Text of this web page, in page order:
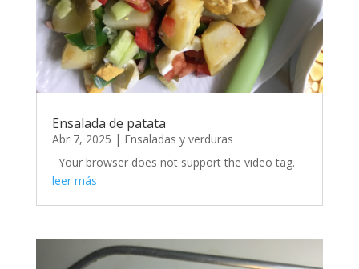
Ensalada de patata
Abr 7, 2025 | Ensaladas y verduras
Your browser does not support the video tag.
leer más